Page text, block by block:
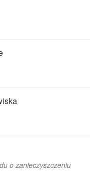
o zanieczyszczeniu